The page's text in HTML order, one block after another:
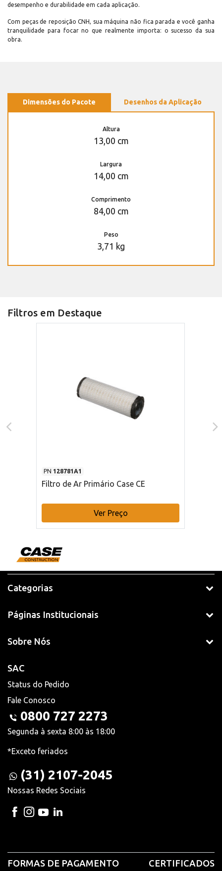
desempenho e durabilidade em cada aplicação.
Com peças de reposição CNH, sua máquina não fica parada e você ganha
tranquilidade para focar no que realmente importa: o sucesso da sua
obra.
Dimensões do Pacote Desenhos da Aplicação
Altura
13,00 cm
Largura
14,00 cm
Comprimento
84,00 cm
Peso
3,71 kg
Filtros em Destaque
PN 128781A1
Filtro de Ar Primário Case CE
Ver Preço
Categorias
Páginas Institucionais
Sobre Nós
SAC
Status do Pedido
Fale Conosco
0800 727 2273
Segunda à sexta 8:00 às 18:00
*Exceto feriados
(31) 2107-2045
Nossas Redes Sociais
FORMAS DE PAGAMENTO CERTIFICADOS